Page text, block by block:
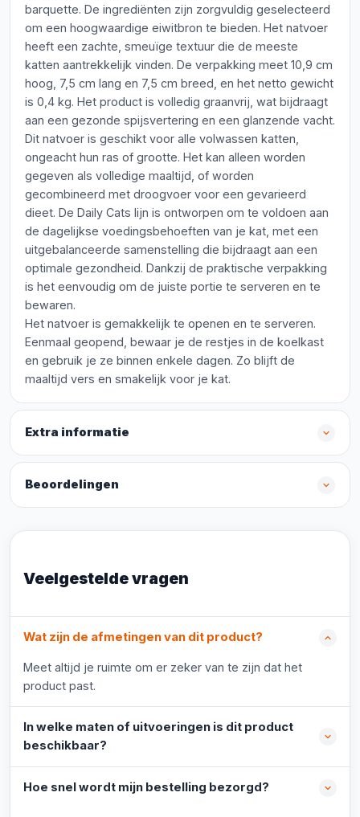
barquette. De ingrediënten zijn zorgvuldig geselecteerd
om een hoogwaardige eiwitbron te bieden. Het natvoer
heeft een zachte, smeuïge textuur die de meeste
katten aantrekkelijk vinden. De verpakking meet 10,9 cm
hoog, 7,5 cm lang en 7,5 cm breed, en het netto gewicht
is 0,4 kg. Het product is volledig graanvrij, wat bijdraagt
aan een gezonde spijsvertering en een glanzende vacht.
Dit natvoer is geschikt voor alle volwassen katten,
ongeacht hun ras of grootte. Het kan alleen worden
gegeven als volledige maaltijd, of worden
gecombineerd met droogvoer voor een gevarieerd
dieet. De Daily Cats lijn is ontworpen om te voldoen aan
de dagelijkse voedingsbehoeften van je kat, met een
uitgebalanceerde samenstelling die bijdraagt aan een
optimale gezondheid. Dankzij de praktische verpakking
is het eenvoudig om de juiste portie te serveren en te
bewaren.
Het natvoer is gemakkelijk te openen en te serveren.
Eenmaal geopend, bewaar je de restjes in de koelkast
en gebruik je ze binnen enkele dagen. Zo blijft de
maaltijd vers en smakelijk voor je kat.
Extra informatie
Beoordelingen
Veelgestelde vragen
Wat zijn de afmetingen van dit product?
Meet altijd je ruimte om er zeker van te zijn dat het
product past.
In welke maten of uitvoeringen is dit product
beschikbaar?
Hoe snel wordt mijn bestelling bezorgd?